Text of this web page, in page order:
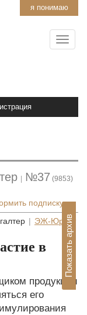
я понимаю
№37 (9853)
подписку
ЭЖ-Юрист
Показать архив
в
продукции
его